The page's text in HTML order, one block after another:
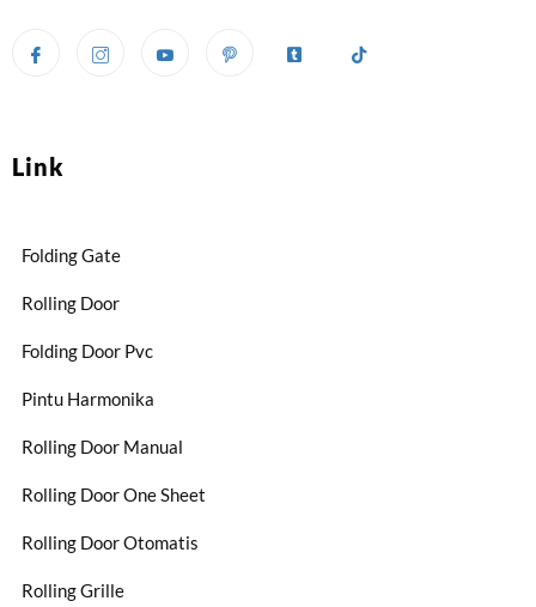
Link
Folding Gate
Rolling Door
Folding Door Pvc
Pintu Harmonika
Rolling Door Manual
Rolling Door One Sheet
Rolling Door Otomatis
Rolling Grille